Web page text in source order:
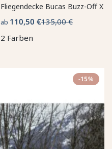
Fliegendecke Bucas Buzz-Off X
ab 110,50 €135,00 €
2 Farben
-15%